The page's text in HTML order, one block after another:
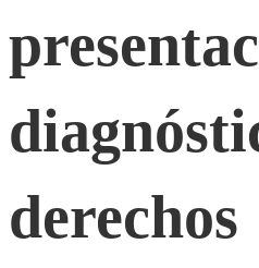
de
diagnóstico
derechos